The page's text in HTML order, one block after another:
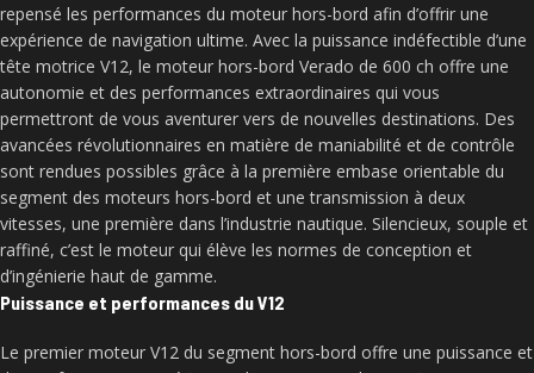
repensé les performances du moteur hors-bord afin d’offrir une
expérience de navigation ultime. Avec la puissance indéfectible d’une
tête motrice V12, le moteur hors-bord Verado de 600 ch offre une
autonomie et des performances extraordinaires qui vous
permettront de vous aventurer vers de nouvelles destinations. Des
avancées révolutionnaires en matière de maniabilité et de contrôle
sont rendues possibles grâce à la première embase orientable du
segment des moteurs hors-bord et une transmission à deux
vitesses, une première dans l’industrie nautique. Silencieux, souple et
raffiné, c’est le moteur qui élève les normes de conception et
d’ingénierie haut de gamme.
Puissance et performances du V12
Le premier moteur V12 du segment hors-bord offre une puissance et